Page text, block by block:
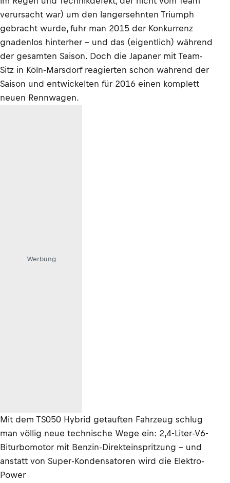
verursacht war) um den langersehnten Triumph
gebracht wurde, fuhr man 2015 der Konkurrenz
gnadenlos hinterher – und das (eigentlich) während
der gesamten Saison. Doch die Japaner mit Team-
Sitz in Köln-Marsdorf reagierten schon während der
Saison und entwickelten für 2016 einen komplett
neuen Rennwagen.
Werbung
Mit dem TS050 Hybrid getauften Fahrzeug schlug
man völlig neue technische Wege ein: 2,4-Liter-V6-
Biturbomotor mit Benzin-Direkteinspritzung - und
anstatt von Super-Kondensatoren wird die Elektro-
Power